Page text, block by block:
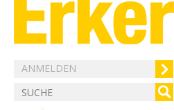
ANMELDEN